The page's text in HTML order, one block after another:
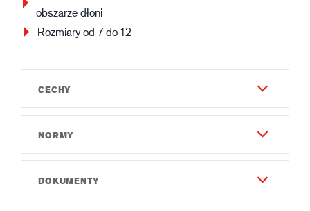
obszarze dłoni
Rozmiary od 7 do 12
CECHY
Materiał i Konstrukcja - Zewnętrzna
Poliester
Wzór silikonowy ułatwiający chwytanie
Guide GTX - Armor
NORMY
3242XDOKUMENTY